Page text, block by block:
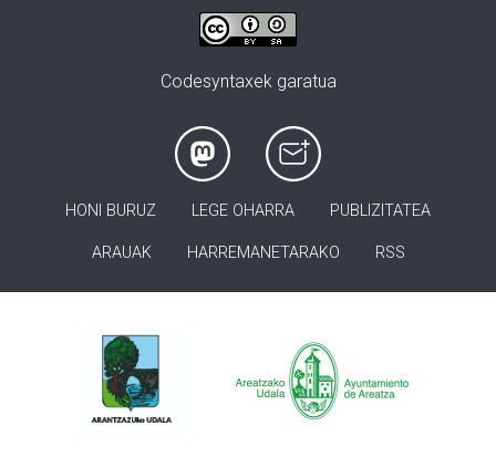
Codesyntaxek garatua
HONI BURUZ LEGE OHARRA PUBLIZITATEA
ARAUAK HARREMANETARAKO RSS